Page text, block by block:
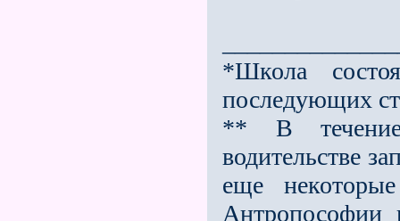
*Школа
последующих
** В
водительстве
еще
Антропософии